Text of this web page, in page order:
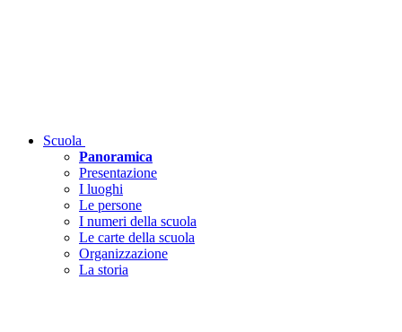
Scuola
Panoramica
Presentazione
I luoghi
Le persone
I numeri della scuola
Le carte della scuola
Organizzazione
La storia